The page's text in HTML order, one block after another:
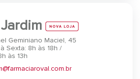
Geminiano Maciel, 45
Sexta: 8h às 18h /
às 13h